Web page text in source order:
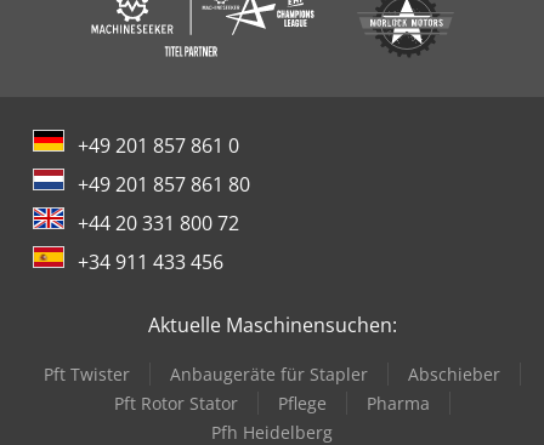
+49 201 857 861 0
+49 201 857 861 80
+44 20 331 800 72
+34 911 433 456
Aktuelle Maschinensuchen:
Pft Twister Anbaugeräte für Stapler
Abschieber
Pft Rotor Stator
Pflege
Pharma
Pfh Heidelberg